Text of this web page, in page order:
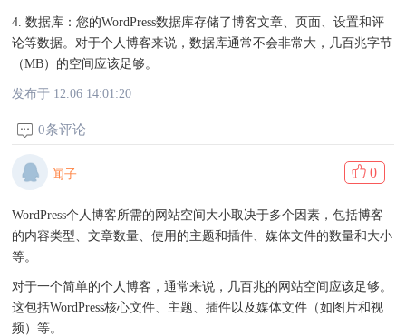
4. 数据库：您的WordPress数据库存储了博客文章、页面、设置和评
论等数据。对于个人博客来说，数据库通常不会非常大，几百兆字节
（MB）的空间应该足够。
发布于 12.06 14:01:20
0条评论
闻子 0
WordPress个人博客所需的网站空间大小取决于多个因素，包括博客
的内容类型、文章数量、使用的主题和插件、媒体文件的数量和大小
等。
对于一个简单的个人博客，通常来说，几百兆的网站空间应该足够。
这包括WordPress核心文件、主题、插件以及媒体文件（如图片和视
频）等。